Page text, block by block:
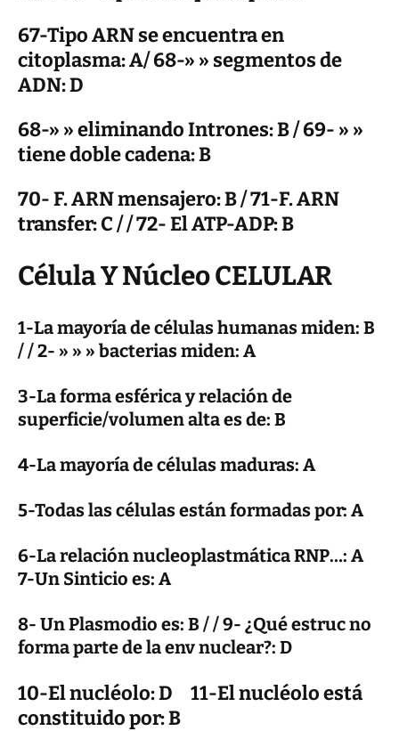
67-Tipo ARN se encuentra en
citoplasma: A/ 68-» » segmentos de
ADN: D
68-» » eliminando Intrones: B / 69- » »
tiene doble cadena: B
70- F. ARN mensajero: B / 71-F. ARN
transfer: C / / 72- El ATP-ADP: B
Célula Y Núcleo CELULAR
1-La mayoría de células humanas miden: B
/ / 2- » » » bacterias miden: A
3-La forma esférica y relación de
superficie/volumen alta es de: B
4-La mayoría de células maduras: A
5-Todas las células están formadas por: A
6-La relación nucleoplastmática RNP…: A
7-Un Sinticio es: A
8- Un Plasmodio es: B / / 9- ¿Qué estruc no
forma parte de la env nuclear?: D
10-El nucléolo: D 11-El nucléolo está
constituido por: B